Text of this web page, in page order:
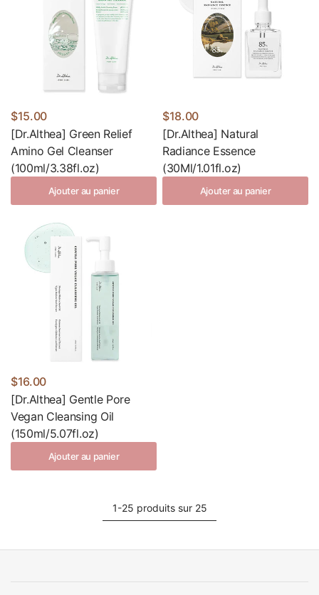
$15.00
[Dr.Althea] Green Relief
Amino Gel Cleanser
(100ml/3.38fl.oz)
Ajouter au panier
$18.00
[Dr.Althea] Natural
Radiance Essence
(30Ml/1.01fl.oz)
Ajouter au panier
$16.00
[Dr.Althea] Gentle Pore
Vegan Cleansing Oil
(150ml/5.07fl.oz)
Ajouter au panier
1-25 produits sur 25